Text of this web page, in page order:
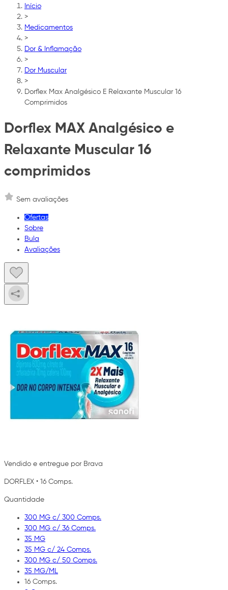
Início
>
Medicamentos
>
Dor & Inflamação
>
Dor Muscular
>
Dorflex Max Analgésico E Relaxante Muscular 16
Comprimidos
Dorflex MAX Analgésico e
Relaxante Muscular 16
comprimidos
Sem avaliações
Ofertas
Sobre
Bula
Avaliações
Vendido e entregue por Brava
DORFLEX • 16 Comps.
Quantidade
300 MG c/ 300 Comps.
300 MG c/ 36 Comps.
35 MG
35 MG c/ 24 Comps.
300 MG c/ 50 Comps.
35 MG/ML
16 Comps.